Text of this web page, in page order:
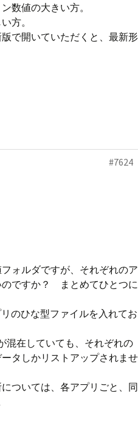
数値の大きい方。
方。
で開いていただくと、最新形
#7624
フォルダですが、それぞれのア
のですか？ まとめてひとつに
のひな型ファイルを入れてお
混在していても、それぞれの
タしかリストアップされませ
ついては、各アプリごと、同